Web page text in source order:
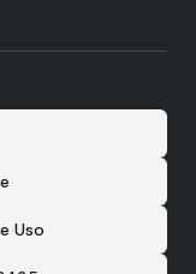
Uso